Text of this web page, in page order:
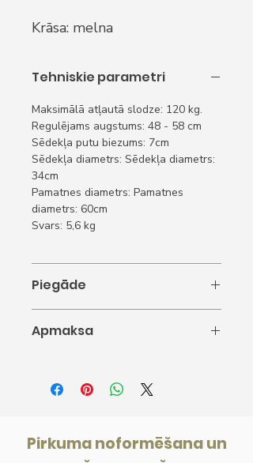
Krāsa: melna
Tehniskie parametri
Maksimālā atļautā slodze: 120 kg.
Regulējams augstums: 48 - 58 cm
Sēdekļa putu biezums: 7cm
Sēdekļa diametrs: Sēdekļa diametrs:
34cm
Pamatnes diametrs: Pamatnes
diametrs: 60cm
Svars: 5,6 kg
Piegāde
Apmaksa
2. Apmaksa internetbankā
3. Apmaksāt ar rēķinu.
Pirkuma noformēšana un